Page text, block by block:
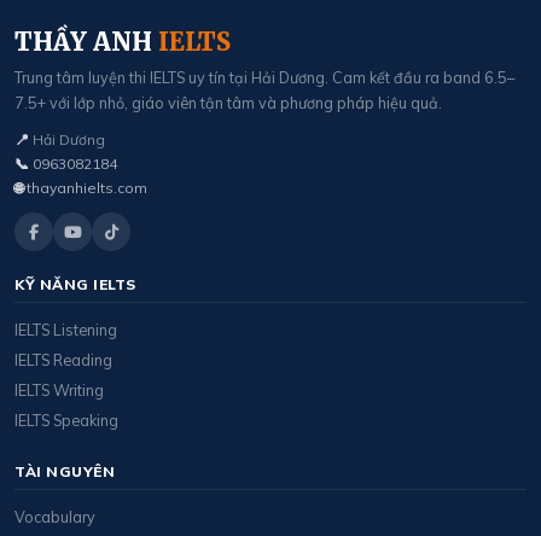
THẦY ANH IELTS
Trung tâm luyện thi IELTS uy tín tại Hải Dương. Cam kết đầu ra band 6.5–
7.5+ với lớp nhỏ, giáo viên tận tâm và phương pháp hiệu quả.
📍 Hải Dương
📞 0963082184
🌐 thayanhielts.com
KỸ NĂNG IELTS
IELTS Listening
IELTS Reading
IELTS Writing
IELTS Speaking
TÀI NGUYÊN
Vocabulary